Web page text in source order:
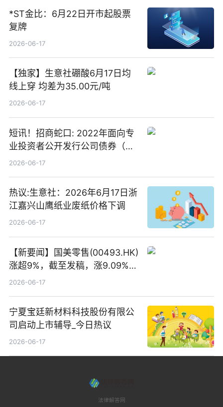
*ST金比：6月22日开市起股票
复牌
2026-06-17
【独家】生意社硼酸6月17日均
线上穿 均差为35.00元/吨
2026-06-17
短讯！招商蛇口: 2022年面向专
业投资者公开发行公司债券（第
二期）（品种二）2026年付息公
2026-06-17
热议:生意社：2026年6月17日浙
江嘉兴山鹰纸业废纸价格下调
2026-06-17
【新要闻】国美零售(00493.HK)
涨超9%，截至发稿，涨9.09%，
报0.012港元，成交额37.26万港
2026-06-17
宁夏宝廷新材料科技股份有限公
司启动上市辅导_今日热议
2026-06-17
法律解答网